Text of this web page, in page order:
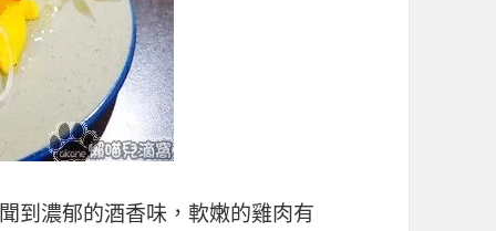
到濃郁的酒香味，軟嫩的雞肉有